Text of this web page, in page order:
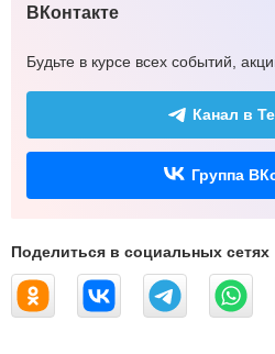
ВКонтакте
Будьте в курсе всех событий,
Канал в
Группа
Поделиться в социальных сетях